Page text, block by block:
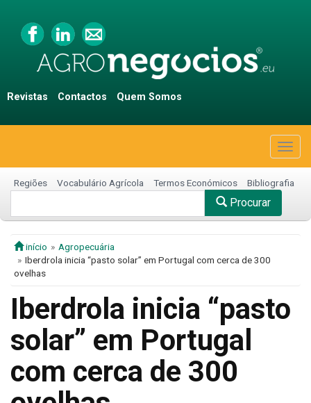
Revistas Contactos Quem Somos
Regiões Vocabulário Agrícola Termos Económicos Bibliografia
Procurar
início
Agropecuária
Iberdrola inicia “pasto solar” em Portugal com cerca de 300
ovelhas
Iberdrola inicia “pasto
solar” em Portugal
com cerca de 300